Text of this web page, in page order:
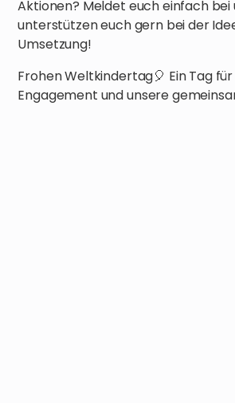
Aktionen? Meldet euch einfach bei
unterstützen euch gern bei der
Umsetzung!
Frohen Weltkindertag🎈 Ein Tag für
Engagement und unsere